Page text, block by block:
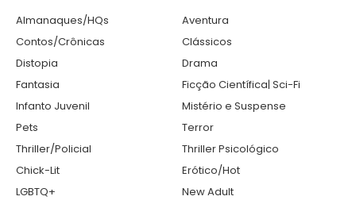
Almanaques/HQs
Aventura
Contos/Crônicas
Clássicos
Distopia
Drama
Fantasia
Ficção Científica| Sci-Fi
Infanto Juvenil
Mistério e Suspense
Pets
Terror
Thriller/Policial
Thriller Psicológico
Chick-Lit
Erótico/Hot
LGBTQ+
New Adult